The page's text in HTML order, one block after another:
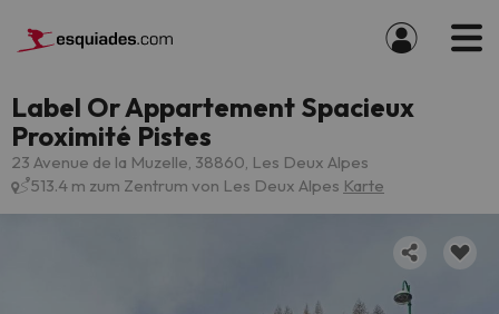
Label Or Appartement Spacieux
Proximité Pistes
23 Avenue de la Muzelle, 38860, Les Deux Alpes
513.4 m zum Zentrum von Les Deux Alpes Karte